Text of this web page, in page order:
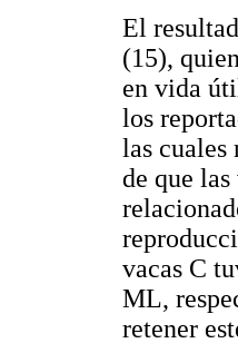
El
(15),
en vida
los
las cuales
de que
vacas C
ML,
retener